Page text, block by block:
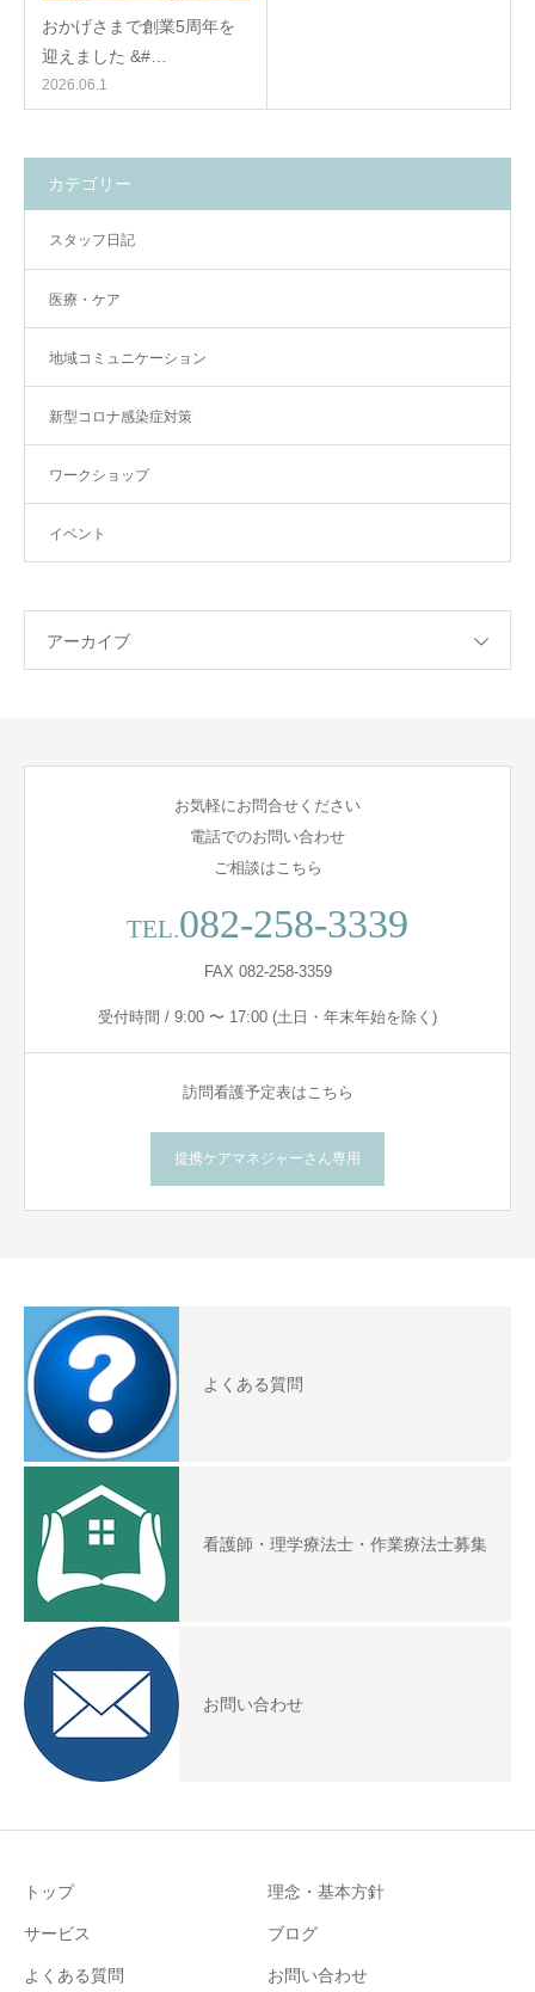
おかげさまで創業5周年を
迎えました &#…
2026.06.1
カテゴリー
スタッフ日記
医療・ケア
地域コミュニケーション
新型コロナ感染症対策
ワークショップ
イベント
アーカイブ
お気軽にお問合せください
電話でのお問い合わせ
ご相談はこちら
TEL.082-258-3339
FAX 082-258-3359
受付時間 / 9:00 〜 17:00 (土日・年末年始を除く)
訪問看護予定表はこちら
提携ケアマネジャーさん専用
よくある質問
看護師・理学療法士・作業療法士募集
お問い合わせ
トップ 理念・基本方針
サービス ブログ
よくある質問 お問い合わせ